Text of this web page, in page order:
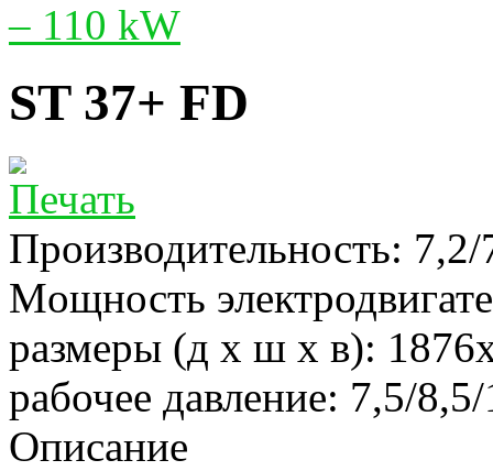
– 110 kW
ST 37+ FD
Производительность:
Mощность
размеры (д х ш х в):
рабочее давление: 7,5/
Описание